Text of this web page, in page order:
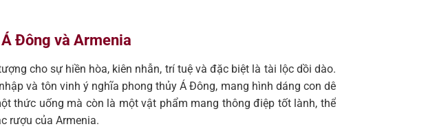
Đông và Armenia
cho sự hiền hòa, kiên nhẫn, trí tuệ và đặc biệt là tài lộc dồi dào.
và tôn vinh ý nghĩa phong thủy Á Đông, mang hình dáng con dê
thức uống mà còn là một vật phẩm mang thông điệp tốt lành, thể
rượu của Armenia.